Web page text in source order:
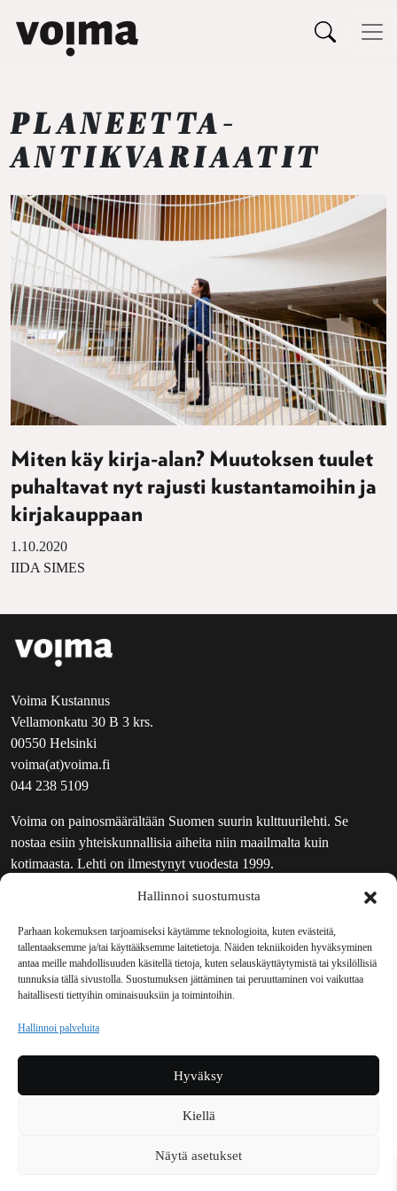
Hallinnoi suostumusta
Parhaan kokemuksen tarjoamiseksi käytämme teknologioita, kuten evästeitä,
tallentaaksemme ja/tai käyttääksemme laitetietoja. Näiden tekniikoiden hyväksyminen
antaa meille mahdollisuuden käsitellä tietoja, kuten selauskäyttäytymistä tai yksilöllisiä
tunnuksia tällä sivustolla. Suostumuksen jättäminen tai peruuttaminen voi vaikuttaa
haitallisesti tiettyihin ominaisuuksiin ja toimintoihin.
Hallinnoi palveluita
Hyväksy
Kiellä
Näytä asetukset
Päävalikko
PLANEETTA-
ANTIKVARIAATIT
Miten käy kirja-alan? Muutoksen tuulet
puhaltavat nyt rajusti kustantamoihin ja
kirjakauppaan
1.10.2020
IIDA SIMES
Voima Kustannus
Vellamonkatu 30 B 3 krs.
00550 Helsinki
voima(at)voima.fi
044 238 5109
Voima on painosmäärältään Suomen suurin kulttuurilehti. Se
nostaa esiin yhteiskunnallisia aiheita niin maailmalta kuin
kotimaasta. Lehti on ilmestynyt vuodesta 1999.
UUTISKIRJE
MAINOSTAJILLE
VASTAMAINOKSET
JAKELUPAIKAT
REKISTERISELOSTE
TILAUKSEN PERUUTUSPYYNTÖ
TILAUSOHJEET JA -EHDOT